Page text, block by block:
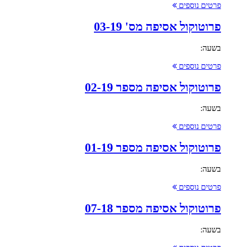
פרטים נוספים
פרוטוקול אסיפה מס' 03-19
בשעה:
פרטים נוספים
פרוטוקול אסיפה מספר 02-19
בשעה:
פרטים נוספים
פרוטוקול אסיפה מספר 01-19
בשעה:
פרטים נוספים
פרוטוקול אסיפה מספר 07-18
בשעה: